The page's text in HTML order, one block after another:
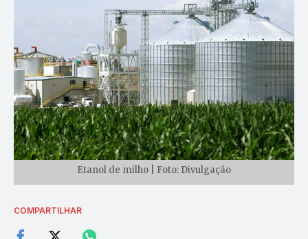
Etanol de milho | Foto: Divulgação
COMPARTILHAR